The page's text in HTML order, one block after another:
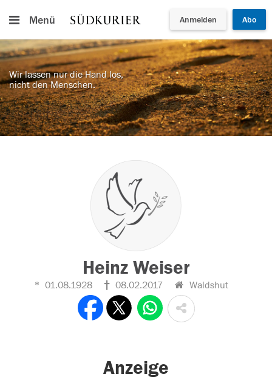
Menü Anmelden Abo
Wir lassen nur die Hand los,
nicht den Menschen.
Heinz Weiser
01.08.1928 08.02.2017 Waldshut
Anzeige